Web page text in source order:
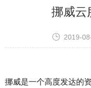
挪威云
 2019-
挪威是一个高度发达的